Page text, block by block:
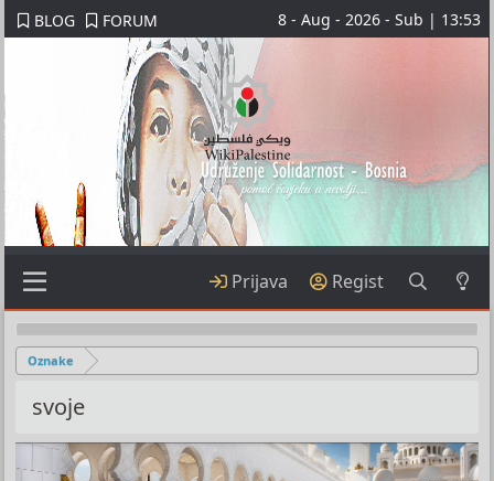
BLOG FORUM 8 - Aug - 2026 - Sub | 13:53
Prijava Regist
Oznake
svoje